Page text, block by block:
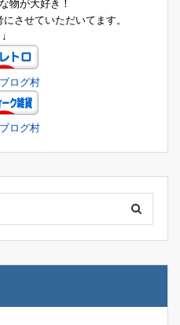
物が大好き！
させていただいてます。
↓
ログ村
ログ村